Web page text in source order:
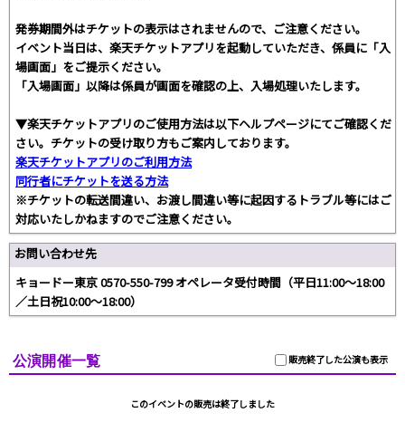
発券期間外はチケットの表示はされませんので、ご注意ください。
イベント当日は、楽天チケットアプリを起動していただき、係員に「入
場画面」をご提示ください。
「入場画面」以降は係員が画面を確認の上、入場処理いたします。
▼楽天チケットアプリのご使用方法は以下ヘルプページにてご確認くだ
さい。チケットの受け取り方もご案内しております。
楽天チケットアプリのご利用方法
同行者にチケットを送る方法
※チケットの転送間違い、お渡し間違い等に起因するトラブル等にはご
対応いたしかねますのでご注意ください。
お問い合わせ先
キョードー東京 0570-550-799 オペレータ受付時間（平⽇11:00〜18:00
／⼟⽇祝10:00〜18:00）
販売終了した公演も表示
公演開催一覧
このイベントの販売は終了しました